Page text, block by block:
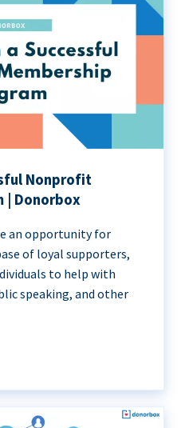
Nonprofit
| Donorbox
an opportunity for
of loyal supporters,
to help with
speaking, and other